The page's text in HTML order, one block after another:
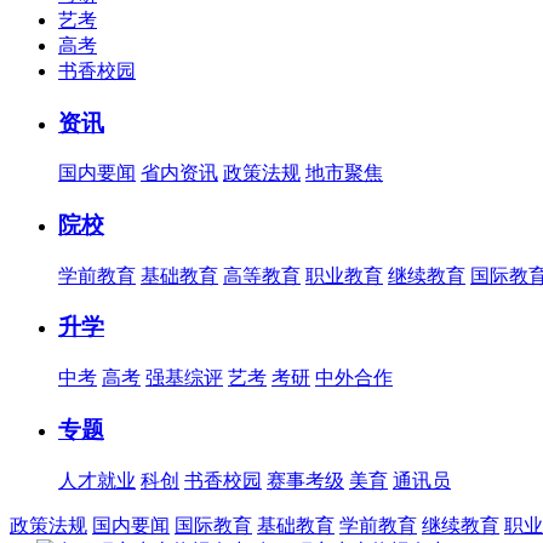
艺考
高考
书香校园
资讯
国内要闻 省内资讯 政策法规 地市聚焦
院校
学前教育 基础教育 高等教育 职业教育 继续教育 国际教
升学
中考 高考 强基综评 艺考 考研 中外合作
专题
人才就业 科创 书香校园 赛事考级 美育 通讯员
政策法规 国内要闻 国际教育 基础教育 学前教育 继续教育 职